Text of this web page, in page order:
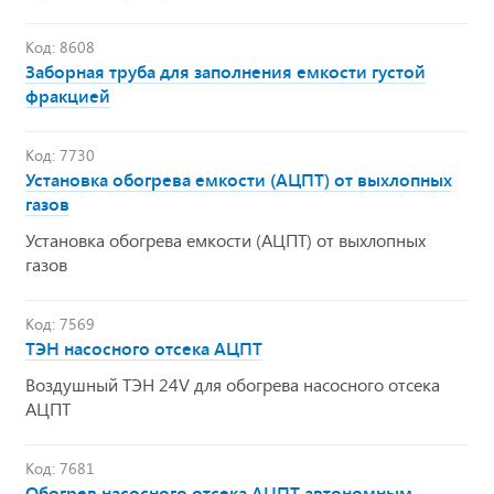
Код: 8608
Заборная труба для заполнения емкости густой
фракцией
Код: 7730
Установка обогрева емкости (АЦПТ) от выхлопных
газов
Установка обогрева емкости (АЦПТ) от выхлопных
газов
Код: 7569
ТЭН насосного отсека АЦПТ
Воздушный ТЭН 24V для обогрева насосного отсека
АЦПТ
Код: 7681